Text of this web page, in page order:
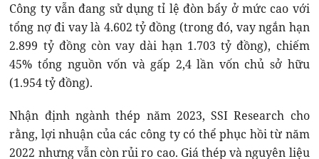
Công ty vẫn đang sử dụng tỉ lệ đòn bẩy ở mức cao với
tổng nợ đi vay là 4.602 tỷ đồng (trong đó, vay ngắn hạn
2.899 tỷ đồng còn vay dài hạn 1.703 tỷ đồng), chiếm
45% tổng nguồn vốn và gấp 2,4 lần vốn chủ sở hữu
(1.954 tỷ đồng).
Nhận định ngành thép năm 2023, SSI Research cho
rằng, lợi nhuận của các công ty có thể phục hồi từ năm
2022 nhưng vẫn còn rủi ro cao. Giá thép và nguyên liệu